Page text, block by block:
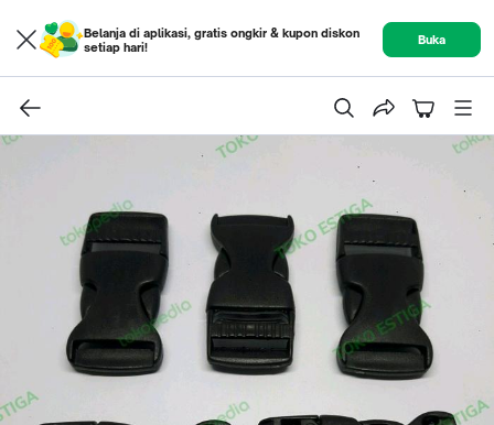
Belanja di aplikasi, gratis ongkir & kupon diskon
setiap hari!
Buka